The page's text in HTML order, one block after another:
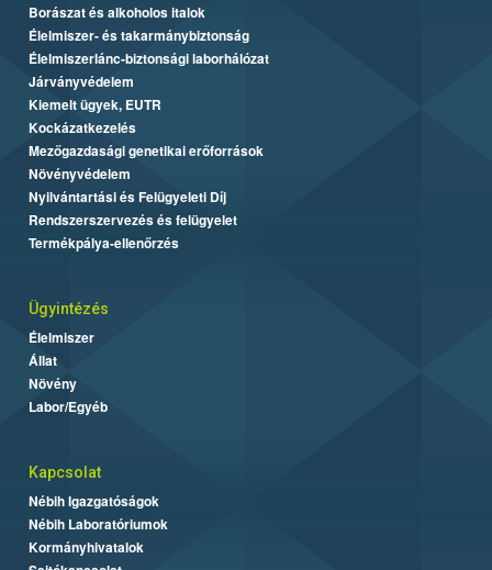
Borászat és alkoholos italok
Élelmiszer- és takarmánybiztonság
Élelmiszerlánc-biztonsági laborhálózat
Járványvédelem
Kiemelt ügyek, EUTR
Kockázatkezelés
Mezőgazdasági genetikai erőforrások
Növényvédelem
Nyilvántartási és Felügyeleti Díj
Rendszerszervezés és felügyelet
Termékpálya-ellenőrzés
Ügyintézés
Élelmiszer
Állat
Növény
Labor/Egyéb
Kapcsolat
Nébih Igazgatóságok
Nébih Laboratóriumok
Kormányhivatalok